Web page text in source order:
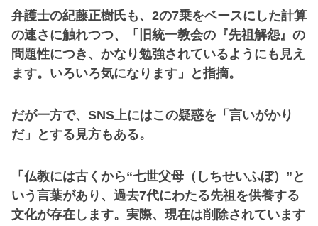
弁護士の紀藤正樹氏も、2の7乗をベースにした計算
の速さに触れつつ、「旧統一教会の『先祖解怨』の
問題性につき、かなり勉強されているようにも見え
ます。いろいろ気になります」と指摘。
だが一方で、SNS上にはこの疑惑を「言いがかり
だ」とする見方もある。
「仏教には古くから“七世父母（しちせいふぼ）”と
いう言葉があり、過去7代にわたる先祖を供養する
文化が存在します。実際、現在は削除されています